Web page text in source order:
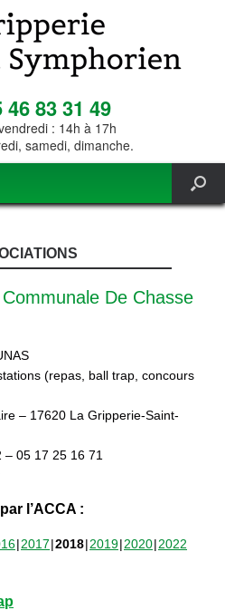
46 83 31 49
: 14h à 17h
samedi, dimanche.
De Chasse
(repas, ball trap, concours
– 17620 La Gripperie-Saint-
– 05 17 25 16 71
l’ACCA :
2017 2018 2019 2020 2022